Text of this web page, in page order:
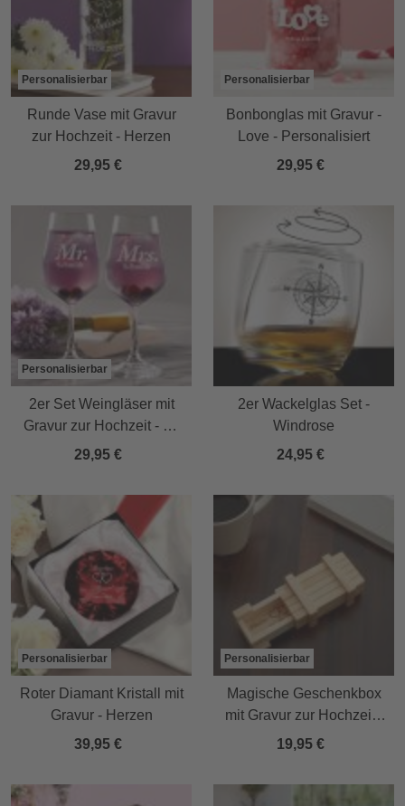
Personalisierbar
Runde Vase mit Gravur
zur Hochzeit - Herzen
29,95 €
Personalisierbar
Bonbonglas mit Gravur -
Love - Personalisiert
29,95 €
Personalisierbar
2er Set Weingläser mit
Gravur zur Hochzeit - Mr
& Mrs - personalisiert
29,95 €
2er Wackelglas Set -
Windrose
24,95 €
Personalisierbar
Roter Diamant Kristall mit
Gravur - Herzen
39,95 €
Personalisierbar
Magische Geschenkbox
mit Gravur zur Hochzeit -
Helles Holz
19,95 €